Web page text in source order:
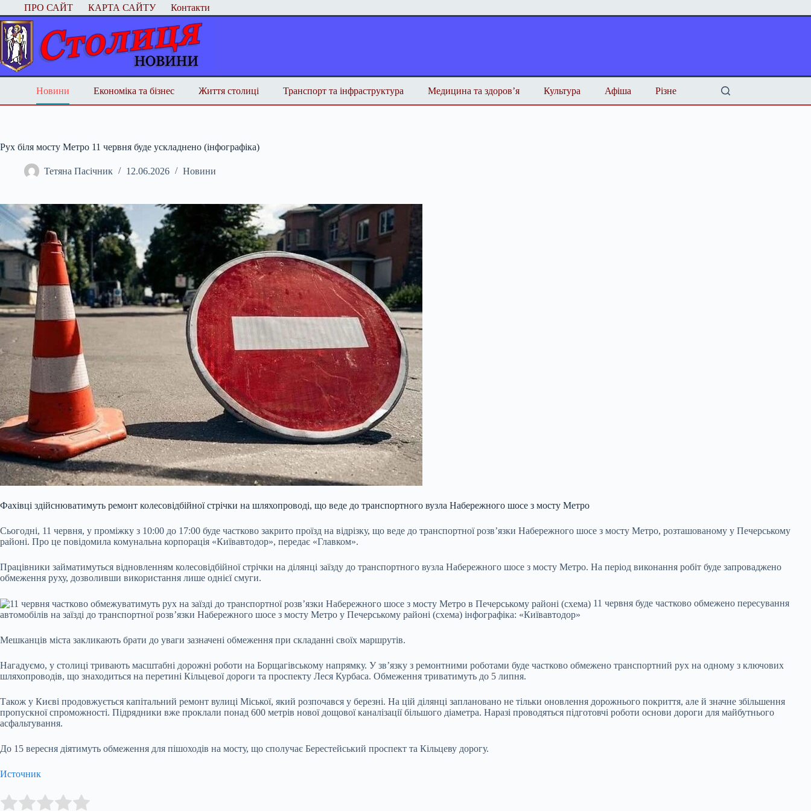
Перейти
до
вмісту
ПРО САЙТ КАРТА САЙТУ Контакти
Новини Економіка та бізнес Життя столиці Транспорт та інфраструктура Медицина та здоров’я Культура Афіша Різне
Рух біля мосту Метро 11 червня буде ускладнено (інфографіка)
Тетяна Пасічник 12.06.2026 Новини
Фахівці здійснюватимуть ремонт колесовідбійної стрічки на шляхопроводі, що веде до транспортного вузла Набережного шосе з мосту Метро
Сьогодні, 11 червня, у проміжку з 10:00 до 17:00 буде частково закрито проїзд на відрізку, що веде до транспортної розв’язки Набережного шосе з мосту Метро, розташованому у Печерському
районі. Про це повідомила комунальна корпорація «Київавтодор», передає «Главком».
Працівники займатимуться відновленням колесовідбійної стрічки на ділянці заїзду до транспортного вузла Набережного шосе з мосту Метро. На період виконання робіт буде запроваджено
обмеження руху, дозволивши використання лише однієї смуги.
11 червня буде частково обмежено пересування
автомобілів на заїзді до транспортної розв’язки Набережного шосе з мосту Метро у Печерському районі (схема) інфографіка: «Київавтодор»
Мешканців міста закликають брати до уваги зазначені обмеження при складанні своїх маршрутів.
Нагадуємо, у столиці тривають масштабні дорожні роботи на Борщагівському напрямку. У зв’язку з ремонтними роботами буде частково обмежено транспортний рух на одному з ключових
шляхопроводів, що знаходиться на перетині Кільцевої дороги та проспекту Леся Курбаса. Обмеження триватимуть до 5 липня.
Також у Києві продовжується капітальний ремонт вулиці Міської, який розпочався у березні. На цій ділянці заплановано не тільки оновлення дорожнього покриття, але й значне збільшення
пропускної спроможності. Підрядники вже проклали понад 600 метрів нової дощової каналізації більшого діаметра. Наразі проводяться підготовчі роботи основи дороги для майбутнього
асфальтування.
До 15 вересня діятимуть обмеження для пішоходів на мосту, що сполучає Берестейський проспект та Кільцеву дорогу.
Источник
Rate this item: